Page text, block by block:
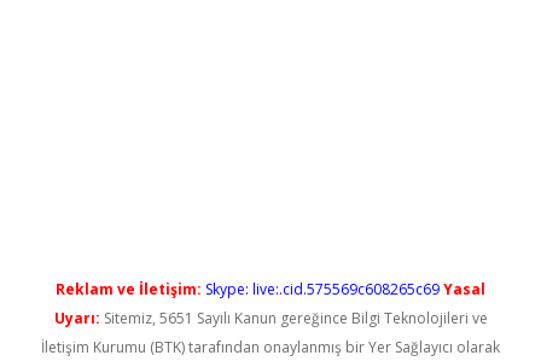
Reklam ve İletişim: Skype: live:.cid.575569c608265c69Yasal
Uyarı: Sitemiz, 5651 Sayılı Kanun gereğince Bilgi Teknolojileri ve
İletişim Kurumu (BTK) tarafından onaylanmış bir Yer Sağlayıcı olarak